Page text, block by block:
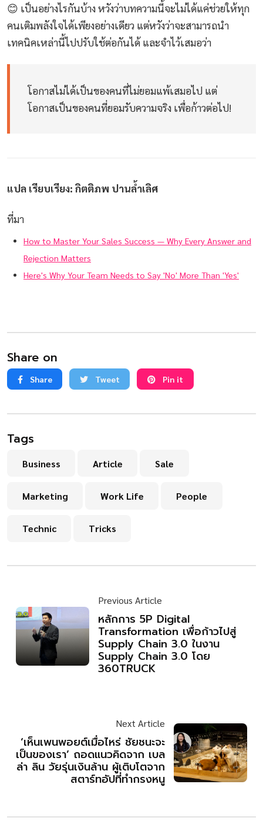
😊 เป็นอย่างไรกันบ้าง หวังว่าบทความนี้จะไม่ได้แค่ช่วยให้ทุก
คนเติมพลังใจได้เพียงอย่างเดียว แต่หวังว่าจะสามารถนำ
เทคนิคเหล่านี้ไปปรับใช้ต่อกันได้ และจำไว้เสมอว่า
โอกาสไม่ได้เป็นของคนที่ไม่ยอมแพ้เสมอไป แต่
โอกาสเป็นของคนที่ยอมรับความจริง เพื่อก้าวต่อไป!
แปล เรียบเรียง: กิตติภพ ปานล้ำเลิศ
ที่มา
How to Master Your Sales Success — Why Every Answer and
Rejection Matters
Here's Why Your Team Needs to Say 'No' More Than 'Yes'
Share on
Share Tweet Pin it
Tags
Business Article Sale
Marketing Work Life People
Technic Tricks
Previous Article
หลักการ 5P Digital
Transformation เพื่อก้าวไปสู่
Supply Chain 3.0 ในงาน
Supply Chain 3.0 โดย
360TRUCK
Next Article
‘เห็นเพนพอยต์เมื่อไหร่ ชัยชนะจะ
เป็นของเรา’ ถอดแนวคิดจาก เบล
ล่า ลิน วัยรุ่นเงินล้าน ผู้เติบโตจาก
สตาร์ทอัปที่ทำกรงหนู